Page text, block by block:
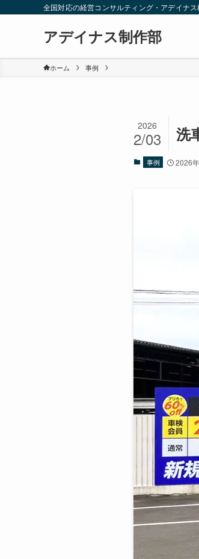
全国対応の経営コンサルティング・アデイナス
アデイナス制作部
ホーム 事例
洗
2026
2/03
事例 2026